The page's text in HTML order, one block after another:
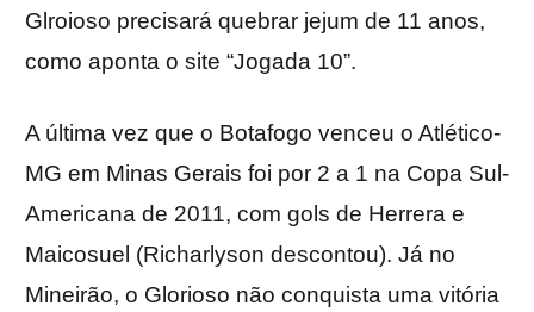
Glroioso precisará quebrar jejum de 11 anos,
como aponta o site “Jogada 10”.
A última vez que o Botafogo venceu o Atlético-
MG em Minas Gerais foi por 2 a 1 na Copa Sul-
Americana de 2011, com gols de Herrera e
Maicosuel (Richarlyson descontou). Já no
Mineirão, o Glorioso não conquista uma vitória